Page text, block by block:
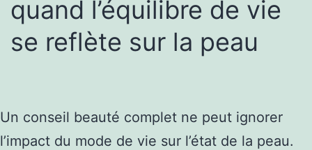
quand l’équilibre de vie
se reflète sur la peau
Un conseil beauté complet ne peut ignorer
l’impact du mode de vie sur l’état de la peau.